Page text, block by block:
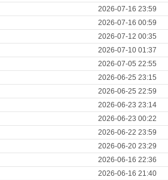
2026-07-16 23:59
2026-07-16 00:59
2026-07-12 00:35
2026-07-10 01:37
2026-07-05 22:55
2026-06-25 23:15
2026-06-25 22:59
2026-06-23 23:14
2026-06-23 00:22
2026-06-22 23:59
2026-06-20 23:29
2026-06-16 22:36
2026-06-16 21:40